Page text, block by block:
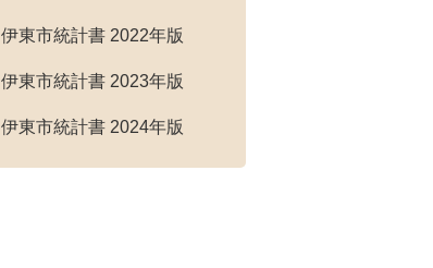
伊東市統計書 2022年版
伊東市統計書 2023年版
伊東市統計書 2024年版